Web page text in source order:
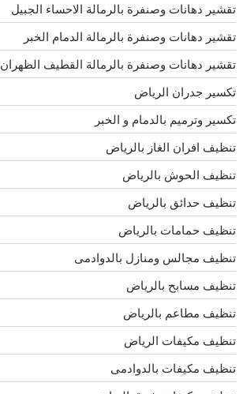
تقشير دهانات وصنفرة بالرمالة الاحساء الجبيل
تقشير دهانات وصنفرة بالرمالة الدمام الخبر
تقشير دهانات وصنفرة بالرمالة القطيف الظهران
تكسير جدران الرياض
تكسير وترميم بالدمام و الخبر
تنظيف افران الغاز بالرياض
تنظيف الحوش بالرياض
تنظيف حدائق بالرياض
تنظيف حمامات بالرياض
تنظيف مجالس ومنازل بالدوادمى
تنظيف مسابح بالرياض
تنظيف مطاعم بالرياض
تنظيف مكيفات الرياض
تنظيف مكيفات بالدوادمى